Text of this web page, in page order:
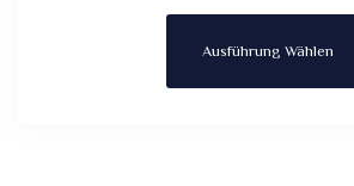
Ausführung Wählen